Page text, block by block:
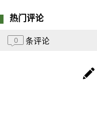
热门评论
0 条评论